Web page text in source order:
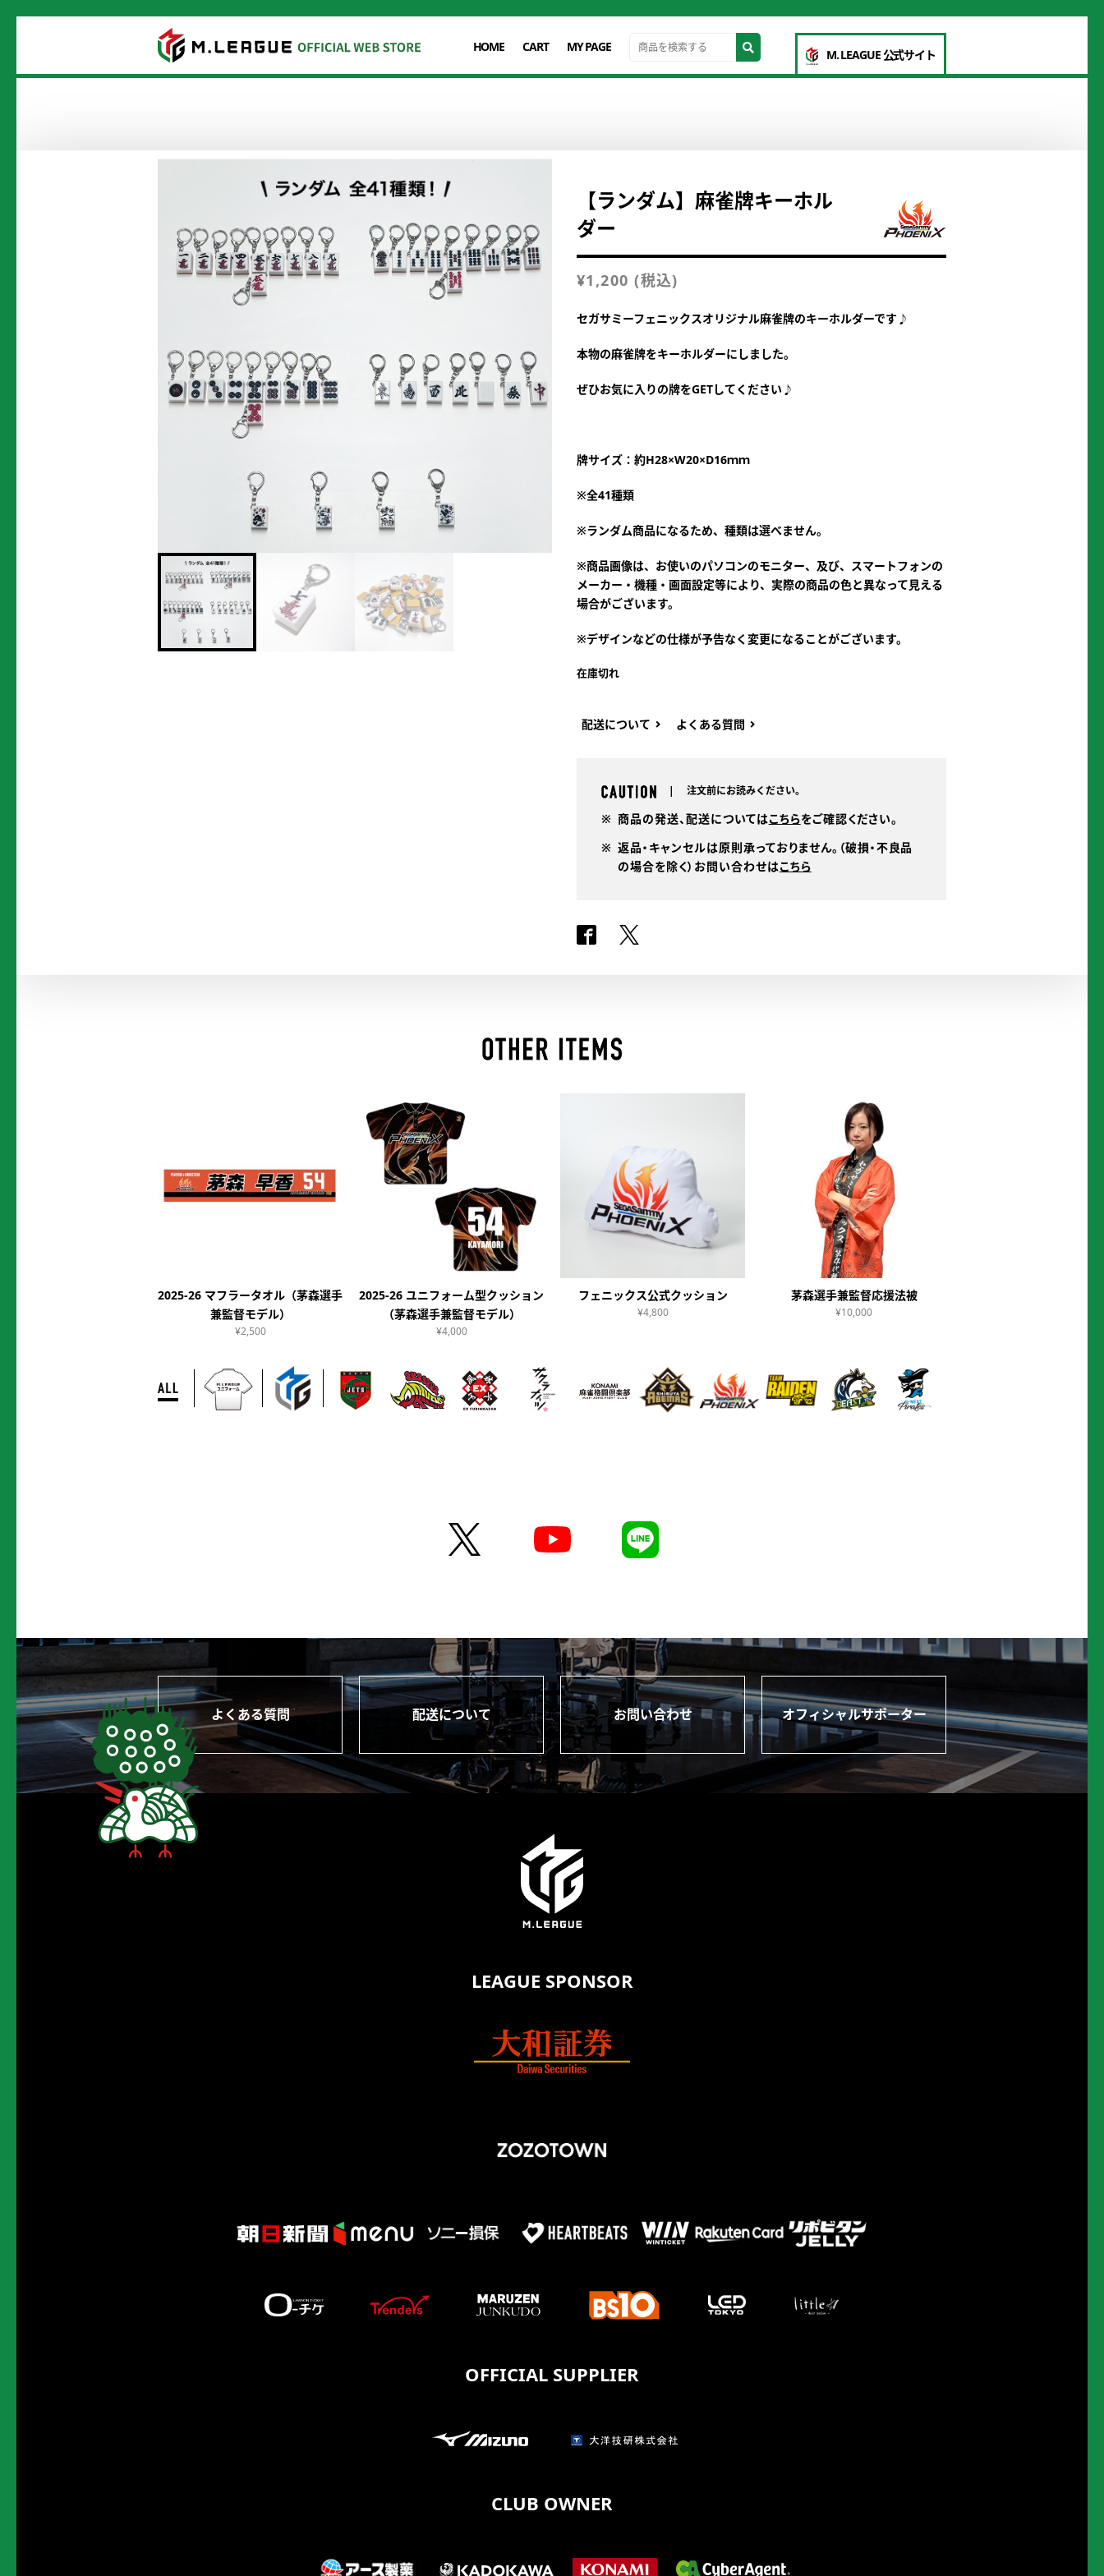
HOME CART MY PAGE
M. LEAGUE 公式サイト
【ランダム】麻雀牌キーホル
ダー
¥1,200 (税込)
セガサミーフェニックスオリジナル麻雀牌のキーホルダーです♪
本物の麻雀牌をキーホルダーにしました。
ぜひお気に入りの牌をGETしてください♪
牌サイズ：約H28×W20×D16ｍｍ
※全41種類
※ランダム商品になるため、種類は選べません。
※商品画像は、お使いのパソコンのモニター、及び、スマートフォンの
メーカー・機種・画面設定等により、実際の商品の色と異なって見える
場合がございます。
※デザインなどの仕様が予告なく変更になることがございます。
在庫切れ
配送について よくある質問
注文前にお読みください。
商品の発送、配送についてはこちらをご確認ください。
返品・キャンセルは原則承っておりません。（破損・不良品
の場合を除く）お問い合わせはこちらを
2025-26 マフラータオル（茅森選手
兼監督モデル）
¥2,500
2025-26 ユニフォーム型クッション
（茅森選手兼監督モデル）
¥4,000
フェニックス公式クッション
¥4,800
茅森選手兼監督応援法被
¥10,000
よくある質問 配送について お問い合わせ オフィシャルサポーター
LEAGUE SPONSOR
OFFICIAL SUPPLIER
CLUB OWNER